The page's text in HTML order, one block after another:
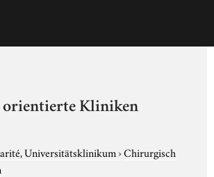
Kliniken
Universitätsklinikum›Chirurgisch